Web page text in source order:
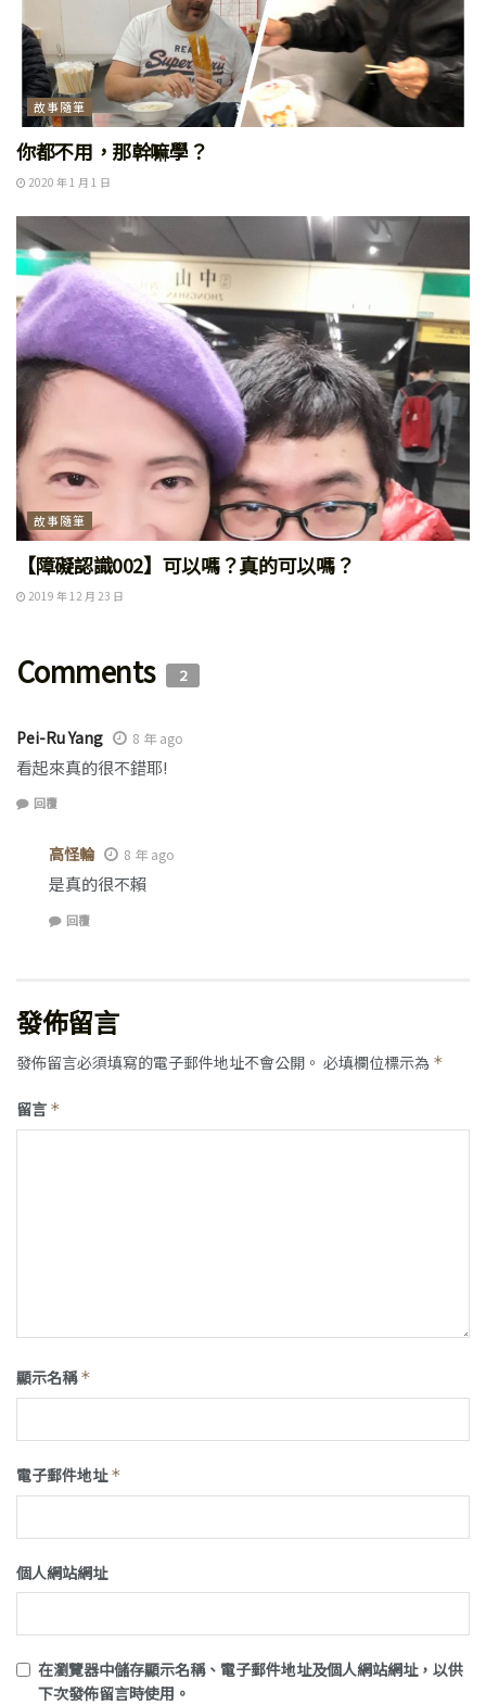
故事隨筆
你都不用，那幹嘛學？
2020 年 1 月 1 日
故事隨筆
【障礙認識002】可以嗎？真的可以嗎？
2019 年 12 月 23 日
Comments 2
Pei-Ru Yang 8 年 ago
看起來真的很不錯耶!
回覆
高怪輪 8 年 ago
是真的很不賴
回覆
發佈留言
發佈留言必須填寫的電子郵件地址不會公開。 必填欄位標示為 *
留言 *
顯示名稱*
電子郵件地址*
個人網站網址
在瀏覽器中儲存顯示名稱、電子郵件地址及個人網站網址，以供
下次發佈留言時使用。